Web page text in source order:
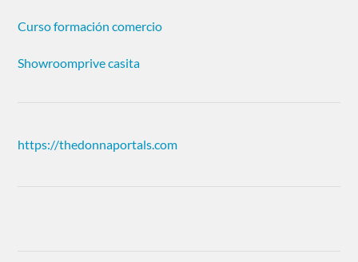
Curso formación comercio
Showroomprive casita
https://thedonnaportals.com